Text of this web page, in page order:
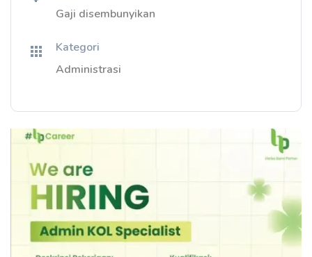
Gaji disembunyikan
Kategori
Administrasi